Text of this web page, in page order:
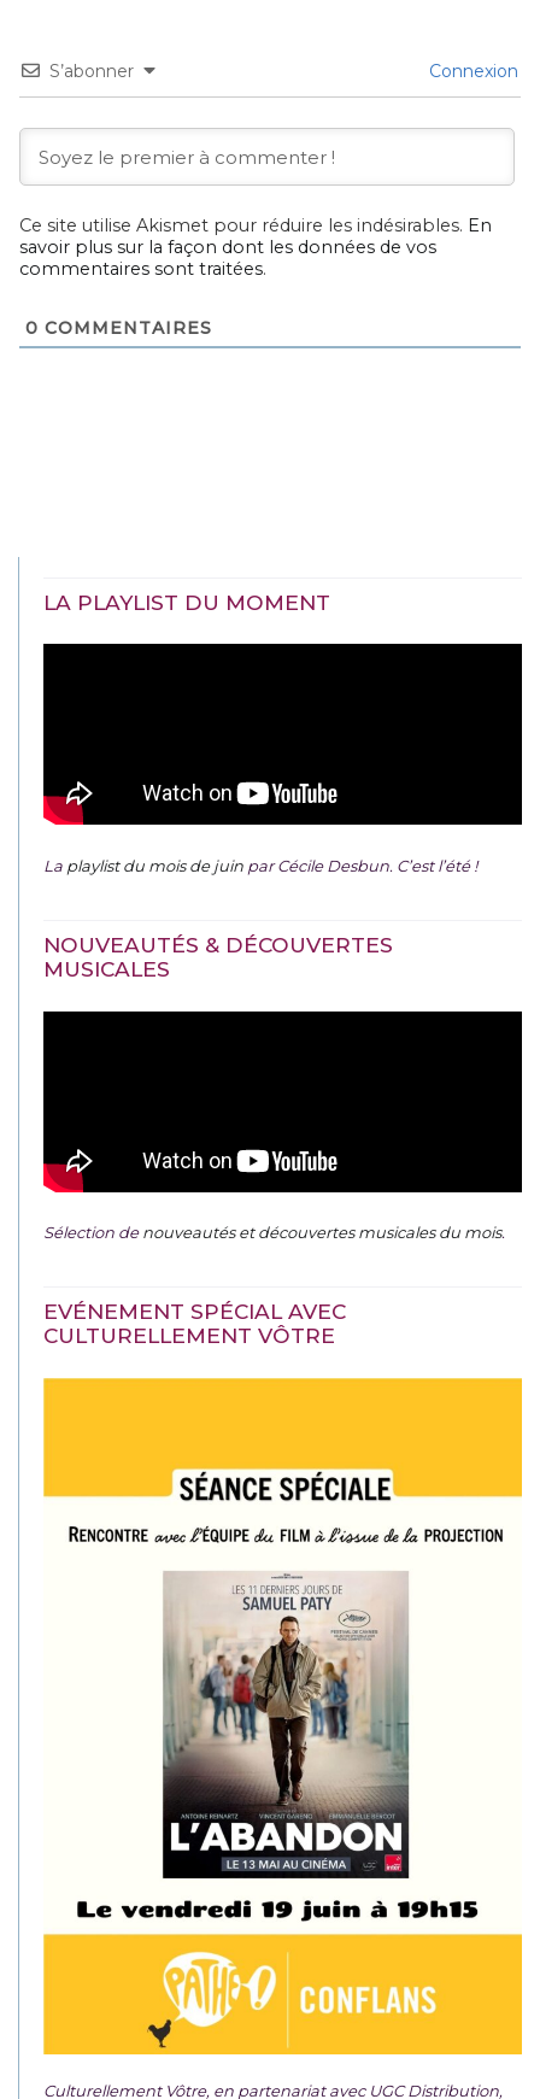
S’abonner Connexion
Ce site utilise Akismet pour réduire les indésirables. En
savoir plus sur la façon dont les données de vos
commentaires sont traitées.
0 COMMENTAIRES
LA PLAYLIST DU MOMENT
La playlist du mois de juin par Cécile Desbun. C’est l’été !
NOUVEAUTÉS & DÉCOUVERTES
MUSICALES
Sélection denouveautés et découvertes musicales du mois.
EVÉNEMENT SPÉCIAL AVEC
CULTURELLEMENT VÔTRE
Culturellement Vôtre, en partenariat avec UGC Distribution,